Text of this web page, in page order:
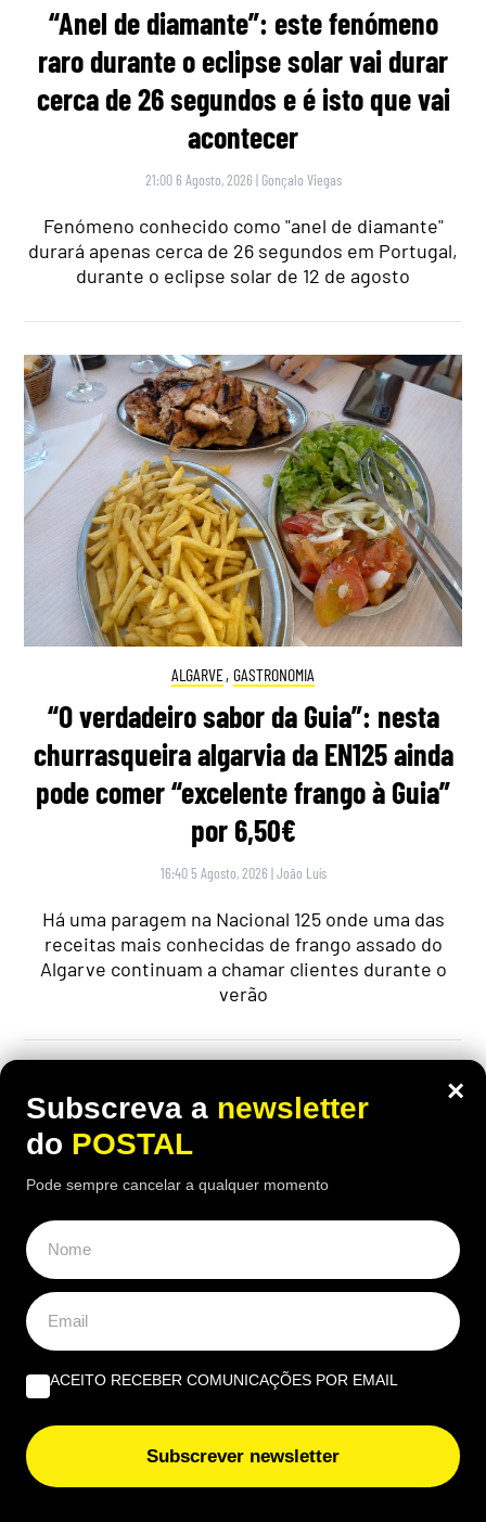
“Anel de diamante”: este fenómeno
raro durante o eclipse solar vai durar
cerca de 26 segundos e é isto que vai
acontecer
21:00 6 Agosto, 2026 | Gonçalo Viegas
Fenómeno conhecido como "anel de diamante"
durará apenas cerca de 26 segundos em Portugal,
durante o eclipse solar de 12 de agosto
ALGARVE, GASTRONOMIA
“O verdadeiro sabor da Guia”: nesta
churrasqueira algarvia da EN125 ainda
pode comer “excelente frango à Guia”
por 6,50€
16:40 5 Agosto, 2026 |João Luís
Há uma paragem na Nacional 125 onde uma das
receitas mais conhecidas de frango assado do
Algarve continuam a chamar clientes durante o
verão
Nem aviões nem helicópteros: pastor
diz que a solução para os incêndios
×
Subscreva a newsletter
do POSTAL
Pode sempre cancelar a qualquer momento
ACEITO RECEBER COMUNICAÇÕES POR EMAIL
Subscrever newsletter